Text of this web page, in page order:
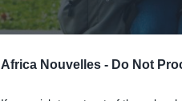
Africa Nouvelles - Do Not